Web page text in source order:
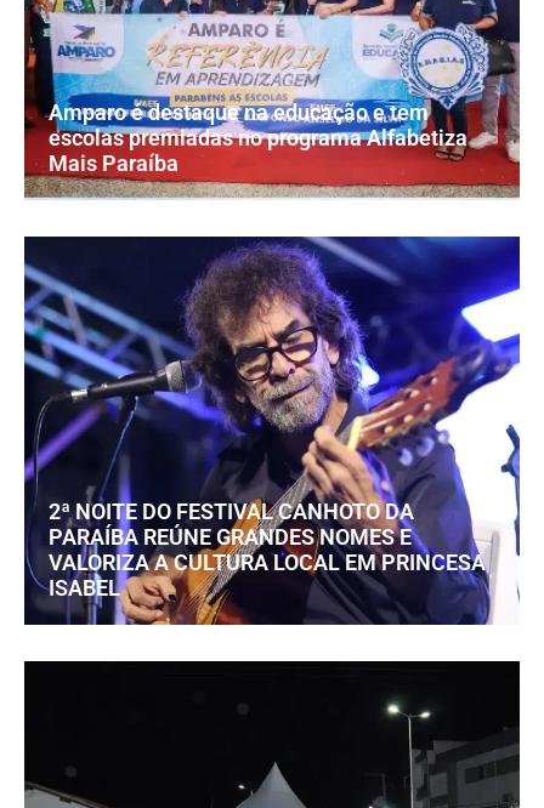
Amparo é destaque na educação e tem
escolas premiadas no programa Alfabetiza
Mais Paraíba
2ª NOITE DO FESTIVAL CANHOTO DA
PARAÍBA REÚNE GRANDES NOMES E
VALORIZA A CULTURA LOCAL EM PRINCESA
ISABEL